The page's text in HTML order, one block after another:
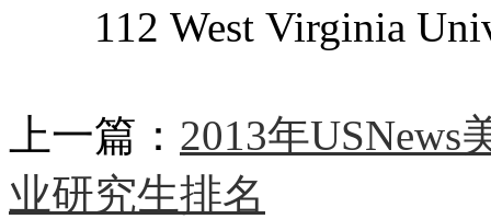
112 West Virginia
上一篇： 2013年
业研究生排名